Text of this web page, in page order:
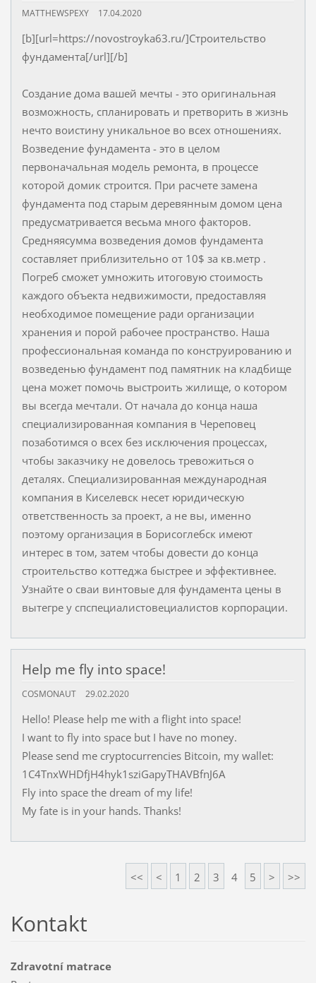
MATTHEWSPEXY 17.04.2020
[b][url=https://novostroyka63.ru/]Строительство
фундамента[/url][/b]
Создание дома вашей мечты - это оригинальная
возможность, спланировать и претворить в жизнь
нечто воистину уникальное во всех отношениях.
Возведение фундамента - это в целом
первоначальная модель ремонта, в процессе
которой домик строится. При расчете замена
фундамента под старым деревянным домом цена
предусматривается весьма много факторов.
Средняясумма возведения домов фундамента
составляет приблизительно от 10$ за кв.метр .
Погреб сможет умножить итоговую стоимость
каждого объекта недвижимости, предоставляя
необходимое помещение ради организации
хранения и порой рабочее пространство. Наша
профессиональная команда по конструированию и
возведенью фундамент под памятник на кладбище
цена может помочь выстроить жилище, о котором
вы всегда мечтали. От начала до конца наша
специализированная компания в Череповец
позаботимся о всех без исключения процессах,
чтобы заказчику не довелось тревожиться о
деталях. Специализированная международная
компания в Киселевск несет юридическую
ответственность за проект, а не вы, именно
поэтому организация в Борисоглебск имеют
интерес в том, затем чтобы довести до конца
строительство коттеджа быстрее и эффективнее.
Узнайте о сваи винтовые для фундамента цены в
вытегре у спспециалистовециалистов корпорации.
Help me fly into space!
COSMONAUT 29.02.2020
Hello! Please help me with a flight into space!
I want to fly into space but I have no money.
Please send me cryptocurrencies Bitcoin, my wallet:
1C4TnxWHDfjH4hyk1sziGapyTHAVBfnJ6A
Fly into space the dream of my life!
My fate is in your hands. Thanks!
<< < 1 2 3 4 5 > >>
Kontakt
Zdravotní matrace